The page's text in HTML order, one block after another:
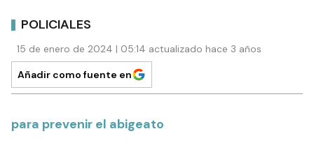
POLICIALES
15 de enero de 2024 | 05:14 actualizado hace 3 años
Añadir como fuente en
para prevenir el abigeato